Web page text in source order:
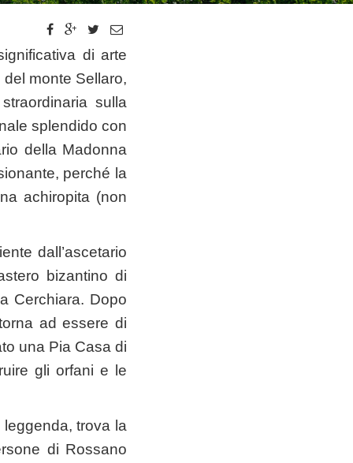
di arte
monte Sellaro,
sulla
splendido con
della Madonna
perché la
achiropita (non
dall’ascetario
bizantino di
Cerchiara. Dopo
ad essere di
una Pia Casa di
gli orfani e le
trova la
di Rossano